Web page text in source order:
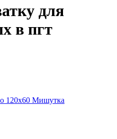
для
в пгт
120х60 Мишутка